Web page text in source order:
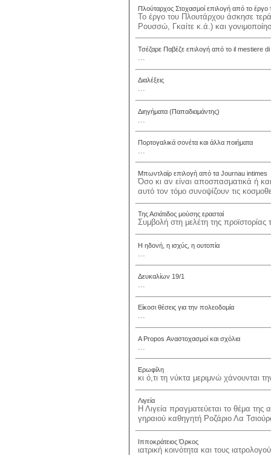
Πλούταρχος Στοχασμοί επιλογή από το έργο
Το έργο του Πλουτάρχου άσκησε
Ρουσσώ, Γκαίτε κ.ά.) και
Τσέζαρε Παβέζε επιλογή από το il mestiere
Διαλέξεις
...
Διηγήματα (Παπαδιαμάντης)
Πορτογαλικά σονέτα και άλλα ποιήματα
Μπωντλαίρ επιλογή από τα Journau intimes
Όσο κι αν είναι αποσπασματικά ή
αυτό τον τόμο συνοψίζουν τις
Της Ασιάτιδος μούσης ερασταί
Συμβολή στη μελέτη της προϊστορίας
Η ηδονή, η ισχύς, η ουτοπία
Δευκαλίων 19/1
...
Είκοσι θέσεις για την πολεοδομία
...
A Propos Αναστοχασμοί και σχόλια
Ερωφίλη
κι ό,τι τη νύκτα μεριμνώ χάνουνται
Λιγεία
Η Λιγεία πραγματεύεται το θέμα της
γηραιού καθηγητή Ροζάριο Λα
Ιπποκράτειος Όρκος
ιατρική κοινότητα και τους